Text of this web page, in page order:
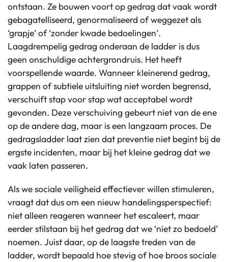
ontstaan. Ze bouwen voort op gedrag dat vaak wordt
gebagatelliseerd, genormaliseerd of weggezet als
‘grapje’ of ‘zonder kwade bedoelingen’.
Laagdrempelig gedrag onderaan de ladder is dus
geen onschuldige achtergrondruis. Het heeft
voorspellende waarde. Wanneer kleinerend gedrag,
grappen of subtiele uitsluiting niet worden begrensd,
verschuift stap voor stap wat acceptabel wordt
gevonden. Deze verschuiving gebeurt niet van de ene
op de andere dag, maar is een langzaam proces. De
gedragsladder laat zien dat preventie niet begint bij de
ergste incidenten, maar bij het kleine gedrag dat we
vaak laten passeren.
Als we sociale veiligheid effectiever willen stimuleren,
vraagt dat dus om een nieuw handelingsperspectief:
niet alleen reageren wanneer het escaleert, maar
eerder stilstaan bij het gedrag dat we ‘niet zo bedoeld’
noemen. Juist daar, op de laagste treden van de
ladder, wordt bepaald hoe stevig of hoe broos sociale